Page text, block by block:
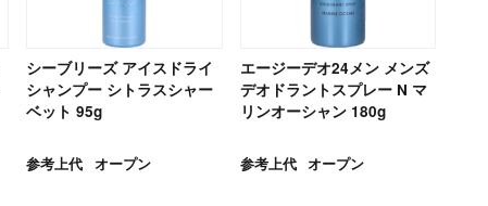
シーブリーズ アイスドライ
シャンプー シトラスシャー
ベット 95g
参考上代 オープン
エージーデオ24メン メンズ
デオドラントスプレー N マ
リンオーシャン 180g
参考上代 オープン